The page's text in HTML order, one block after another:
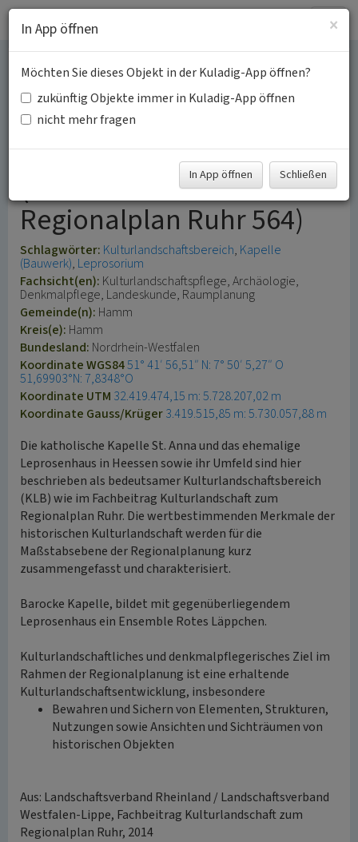
Sankt Anna-Kapelle und
ehemaliges Leprosenhaus
in Heessen
(Kulturlandschaftsbereich
Regionalplan Ruhr 564)
Schlagwörter: Kulturlandschaftsbereich Kapelle
(Bauwerk) Leprosorium
Fachsicht(en): Kulturlandschaftspflege, Archäologie,
Denkmalpflege, Landeskunde, Raumplanung
Gemeinde(n): Hamm
Kreis(e): Hamm
Bundesland: Nordrhein-Westfalen
Koordinate WGS8451° 41′ 56,51″ N: 7° 50′ 5,27″ O
51,69903°N: 7,8348°O
Koordinate UTM 32.419.474,15 m: 5.728.207,02 m
Koordinate Gauss/Krüger3.419.515,85 m: 5.730.057,88 m
Die katholische Kapelle St. Anna und das ehemalige
Leprosenhaus in Heessen sowie ihr Umfeld sind hier
beschrieben als bedeutsamer Kulturlandschaftsbereich
(KLB) wie im Fachbeitrag Kulturlandschaft zum
Regionalplan Ruhr. Die wertbestimmenden Merkmale der
historischen Kulturlandschaft werden für die
Maßstabsebene der Regionalplanung kurz
zusammengefasst und charakterisiert.
Barocke Kapelle, bildet mit gegenüberliegendem
Leprosenhaus ein Ensemble Rotes Läppchen.
Kulturlandschaftliches und denkmalpflegerisches Ziel im
Rahmen der Regionalplanung ist eine erhaltende
Kulturlandschaftsentwicklung, insbesondere
Bewahren und Sichern von Elementen, Strukturen,
Nutzungen sowie Ansichten und Sichträumen von
historischen Objekten
Aus: Landschaftsverband Rheinland / Landschaftsverband
Westfalen-Lippe, Fachbeitrag Kulturlandschaft zum
Regionalplan Ruhr, 2014
×
In App öffnen
Möchten Sie dieses Objekt in der Kuladig-App öffnen?
zukünftig Objekte immer in Kuladig-App öffnen
nicht mehr fragen
In App öffnen Schließen